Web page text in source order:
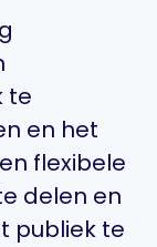
te
en het
flexibele
delen en
publiek te